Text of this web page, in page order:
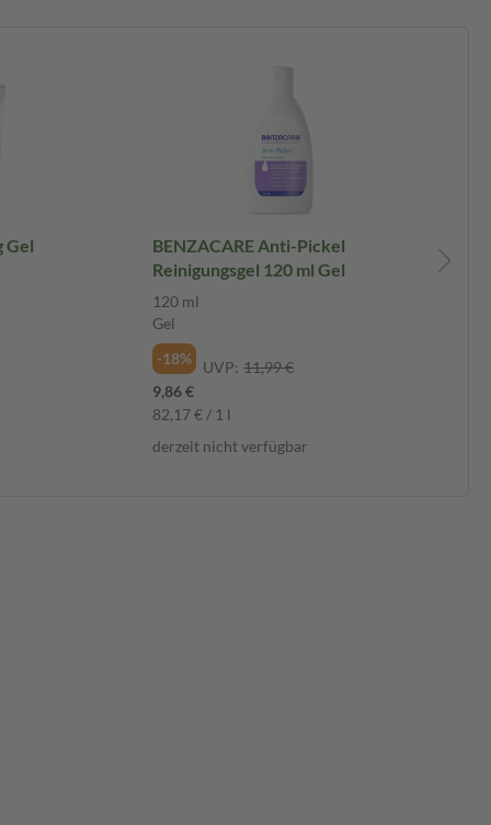
Gel
BENZACARE Anti-Pickel
Reinigungsgel 120 ml Gel
120 ml
Gel
-18%
UVP: 11,99 €
9,86 €
82,17 € / 1 l
derzeit nicht verfügbar